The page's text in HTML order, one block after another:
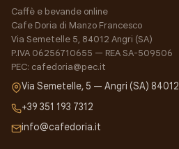
Caffè e bevande online
Cafe Doria di Manzo Francesco
Via Semetelle 5, 84012 Angri (SA)
P.IVA 06256710655 — REA SA-509506
PEC: cafedoria@pec.it
Via Semetelle, 5 — Angri (SA) 84012
+39 351 193 7312
info@cafedoria.it